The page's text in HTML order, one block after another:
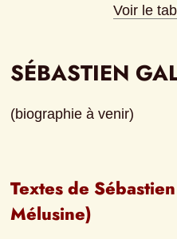
Voir le
SÉBASTIEN
(biographie à venir)
Textes de
Mélusine)